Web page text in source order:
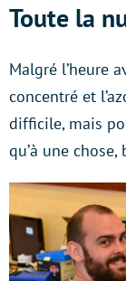
Toute la
Malgré l’heure
concentré et
difficile, mais
qu’à une chose,